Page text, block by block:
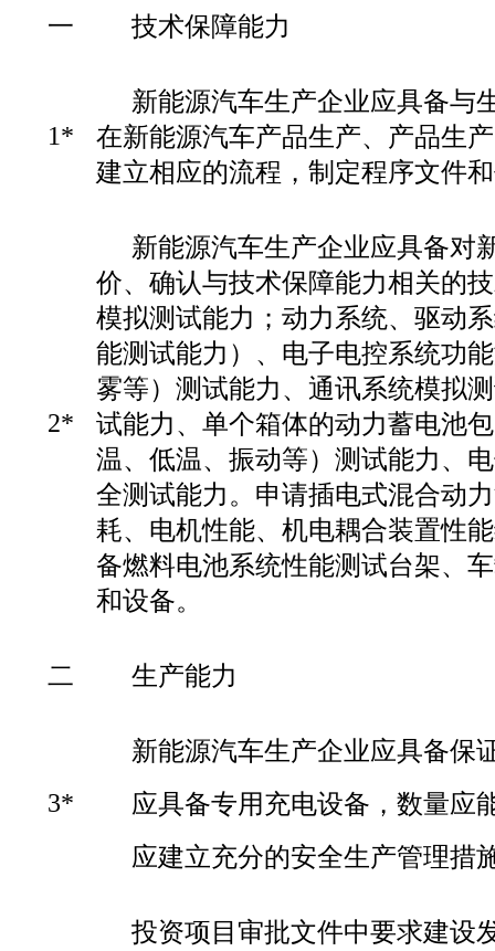
一 技术保障能力
1*
新能源汽车生产企业应具备与
在新能源汽车产品生产、产品生
建立相应的流程，制定程序文件
2*
新能源汽车生产企业应具备对
价、确认与技术保障能力相关的
模拟测试能力；动力系统、驱动
能测试能力）、电子电控系统功
雾等）测试能力、通讯系统模拟
试能力、单个箱体的动力蓄电池
温、低温、振动等）测试能力、
全测试能力。申请插电式混合动
耗、电机性能、机电耦合装置性
备燃料电池系统性能测试台架、
和设备。
二 生产能力
3*
新能源汽车生产企业应具备保
应具备专用充电设备，数量应
应建立充分的安全生产管理措
投资项目审批文件中要求建设